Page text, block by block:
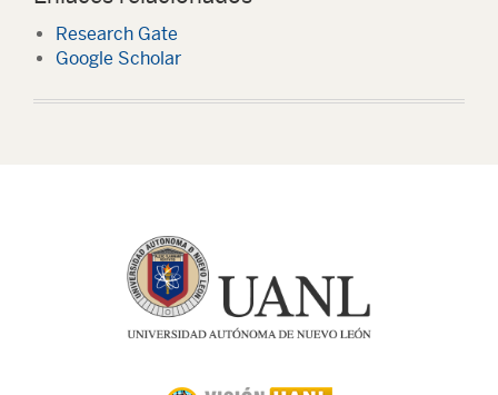
Research Gate
Google Scholar